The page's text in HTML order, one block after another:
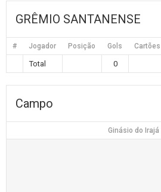
GRÊMIO SANTANENSE
# Jogador Posição Gols
Total 0
Campo
Ginásio do Irajá